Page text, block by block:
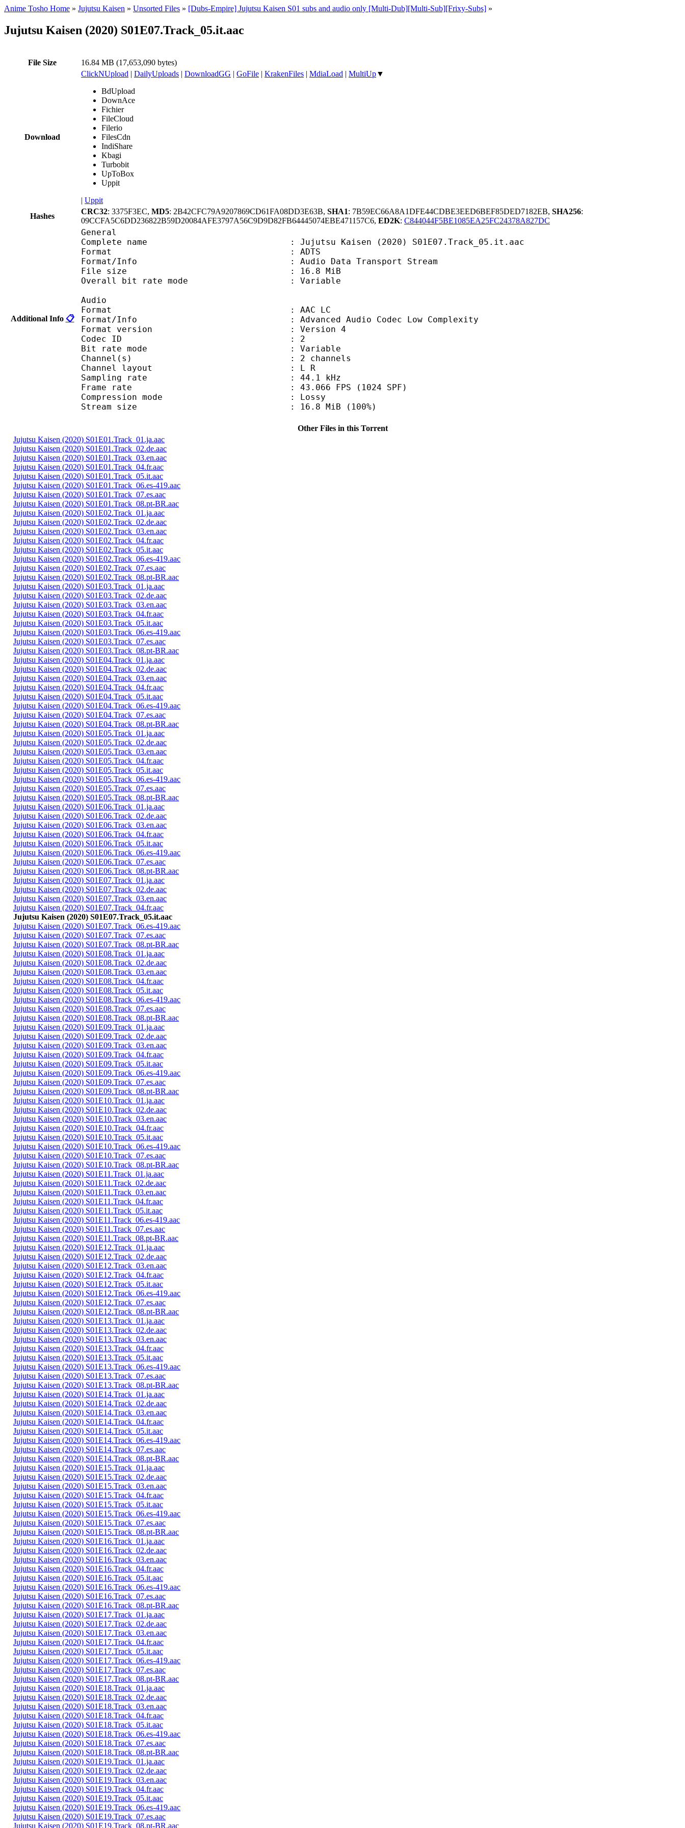
Anime Tosho Home » Jujutsu Kaisen » Unsorted Files » [Dubs-Empire] Jujutsu Kaisen S01 subs and audio only [Multi-Dub][Multi-Sub][Frixy-Subs] »
Jujutsu Kaisen (2020) S01E07.Track_05.it.aac
File Size 16.84 MB (17,653,090 bytes)
Download
ClickNUpload | DailyUploads | DownloadGG | GoFile | KrakenFiles | MdiaLoad | MultiUp▼
BdUpload
DownAce
Fichier
FileCloud
Filerio
FilesCdn
IndiShare
Kbagi
Turbobit
UpToBox
Uppit
| Uppit
Hashes
CRC32: 3375F3EC, MD5: 2B42CFC79A9207869CD61FA08DD3E63B, SHA1: 7B59EC66A8A1DFE44CDBE3EED6BEF85DED7182EB, SHA256:
09CCFA5C6DD236822B59D20084AFE3797A56C9D9D82FB64445074EBE471157C6, ED2K: C844044F5BE1085EA25FC24378A827DC
Additional Info 📋
General
Complete name : Jujutsu Kaisen (2020) S01E07.Track_05.it.aac
Format : ADTS
Format/Info : Audio Data Transport Stream
File size : 16.8 MiB
Overall bit rate mode : Variable
Audio
Format : AAC LC
Format/Info : Advanced Audio Codec Low Complexity
Format version : Version 4
Codec ID : 2
Bit rate mode : Variable
Channel(s) : 2 channels
Channel layout : L R
Sampling rate : 44.1 kHz
Frame rate : 43.066 FPS (1024 SPF)
Compression mode : Lossy
Stream size : 16.8 MiB (100%)
Other Files in this Torrent
Jujutsu Kaisen (2020) S01E01.Track_01.ja.aac
Jujutsu Kaisen (2020) S01E01.Track_02.de.aac
Jujutsu Kaisen (2020) S01E01.Track_03.en.aac
Jujutsu Kaisen (2020) S01E01.Track_04.fr.aac
Jujutsu Kaisen (2020) S01E01.Track_05.it.aac
Jujutsu Kaisen (2020) S01E01.Track_06.es-419.aac
Jujutsu Kaisen (2020) S01E01.Track_07.es.aac
Jujutsu Kaisen (2020) S01E01.Track_08.pt-BR.aac
Jujutsu Kaisen (2020) S01E02.Track_01.ja.aac
Jujutsu Kaisen (2020) S01E02.Track_02.de.aac
Jujutsu Kaisen (2020) S01E02.Track_03.en.aac
Jujutsu Kaisen (2020) S01E02.Track_04.fr.aac
Jujutsu Kaisen (2020) S01E02.Track_05.it.aac
Jujutsu Kaisen (2020) S01E02.Track_06.es-419.aac
Jujutsu Kaisen (2020) S01E02.Track_07.es.aac
Jujutsu Kaisen (2020) S01E02.Track_08.pt-BR.aac
Jujutsu Kaisen (2020) S01E03.Track_01.ja.aac
Jujutsu Kaisen (2020) S01E03.Track_02.de.aac
Jujutsu Kaisen (2020) S01E03.Track_03.en.aac
Jujutsu Kaisen (2020) S01E03.Track_04.fr.aac
Jujutsu Kaisen (2020) S01E03.Track_05.it.aac
Jujutsu Kaisen (2020) S01E03.Track_06.es-419.aac
Jujutsu Kaisen (2020) S01E03.Track_07.es.aac
Jujutsu Kaisen (2020) S01E03.Track_08.pt-BR.aac
Jujutsu Kaisen (2020) S01E04.Track_01.ja.aac
Jujutsu Kaisen (2020) S01E04.Track_02.de.aac
Jujutsu Kaisen (2020) S01E04.Track_03.en.aac
Jujutsu Kaisen (2020) S01E04.Track_04.fr.aac
Jujutsu Kaisen (2020) S01E04.Track_05.it.aac
Jujutsu Kaisen (2020) S01E04.Track_06.es-419.aac
Jujutsu Kaisen (2020) S01E04.Track_07.es.aac
Jujutsu Kaisen (2020) S01E04.Track_08.pt-BR.aac
Jujutsu Kaisen (2020) S01E05.Track_01.ja.aac
Jujutsu Kaisen (2020) S01E05.Track_02.de.aac
Jujutsu Kaisen (2020) S01E05.Track_03.en.aac
Jujutsu Kaisen (2020) S01E05.Track_04.fr.aac
Jujutsu Kaisen (2020) S01E05.Track_05.it.aac
Jujutsu Kaisen (2020) S01E05.Track_06.es-419.aac
Jujutsu Kaisen (2020) S01E05.Track_07.es.aac
Jujutsu Kaisen (2020) S01E05.Track_08.pt-BR.aac
Jujutsu Kaisen (2020) S01E06.Track_01.ja.aac
Jujutsu Kaisen (2020) S01E06.Track_02.de.aac
Jujutsu Kaisen (2020) S01E06.Track_03.en.aac
Jujutsu Kaisen (2020) S01E06.Track_04.fr.aac
Jujutsu Kaisen (2020) S01E06.Track_05.it.aac
Jujutsu Kaisen (2020) S01E06.Track_06.es-419.aac
Jujutsu Kaisen (2020) S01E06.Track_07.es.aac
Jujutsu Kaisen (2020) S01E06.Track_08.pt-BR.aac
Jujutsu Kaisen (2020) S01E07.Track_01.ja.aac
Jujutsu Kaisen (2020) S01E07.Track_02.de.aac
Jujutsu Kaisen (2020) S01E07.Track_03.en.aac
Jujutsu Kaisen (2020) S01E07.Track_04.fr.aac
Jujutsu Kaisen (2020) S01E07.Track_05.it.aac
Jujutsu Kaisen (2020) S01E07.Track_06.es-419.aac
Jujutsu Kaisen (2020) S01E07.Track_07.es.aac
Jujutsu Kaisen (2020) S01E07.Track_08.pt-BR.aac
Jujutsu Kaisen (2020) S01E08.Track_01.ja.aac
Jujutsu Kaisen (2020) S01E08.Track_02.de.aac
Jujutsu Kaisen (2020) S01E08.Track_03.en.aac
Jujutsu Kaisen (2020) S01E08.Track_04.fr.aac
Jujutsu Kaisen (2020) S01E08.Track_05.it.aac
Jujutsu Kaisen (2020) S01E08.Track_06.es-419.aac
Jujutsu Kaisen (2020) S01E08.Track_07.es.aac
Jujutsu Kaisen (2020) S01E08.Track_08.pt-BR.aac
Jujutsu Kaisen (2020) S01E09.Track_01.ja.aac
Jujutsu Kaisen (2020) S01E09.Track_02.de.aac
Jujutsu Kaisen (2020) S01E09.Track_03.en.aac
Jujutsu Kaisen (2020) S01E09.Track_04.fr.aac
Jujutsu Kaisen (2020) S01E09.Track_05.it.aac
Jujutsu Kaisen (2020) S01E09.Track_06.es-419.aac
Jujutsu Kaisen (2020) S01E09.Track_07.es.aac
Jujutsu Kaisen (2020) S01E09.Track_08.pt-BR.aac
Jujutsu Kaisen (2020) S01E10.Track_01.ja.aac
Jujutsu Kaisen (2020) S01E10.Track_02.de.aac
Jujutsu Kaisen (2020) S01E10.Track_03.en.aac
Jujutsu Kaisen (2020) S01E10.Track_04.fr.aac
Jujutsu Kaisen (2020) S01E10.Track_05.it.aac
Jujutsu Kaisen (2020) S01E10.Track_06.es-419.aac
Jujutsu Kaisen (2020) S01E10.Track_07.es.aac
Jujutsu Kaisen (2020) S01E10.Track_08.pt-BR.aac
Jujutsu Kaisen (2020) S01E11.Track_01.ja.aac
Jujutsu Kaisen (2020) S01E11.Track_02.de.aac
Jujutsu Kaisen (2020) S01E11.Track_03.en.aac
Jujutsu Kaisen (2020) S01E11.Track_04.fr.aac
Jujutsu Kaisen (2020) S01E11.Track_05.it.aac
Jujutsu Kaisen (2020) S01E11.Track_06.es-419.aac
Jujutsu Kaisen (2020) S01E11.Track_07.es.aac
Jujutsu Kaisen (2020) S01E11.Track_08.pt-BR.aac
Jujutsu Kaisen (2020) S01E12.Track_01.ja.aac
Jujutsu Kaisen (2020) S01E12.Track_02.de.aac
Jujutsu Kaisen (2020) S01E12.Track_03.en.aac
Jujutsu Kaisen (2020) S01E12.Track_04.fr.aac
Jujutsu Kaisen (2020) S01E12.Track_05.it.aac
Jujutsu Kaisen (2020) S01E12.Track_06.es-419.aac
Jujutsu Kaisen (2020) S01E12.Track_07.es.aac
Jujutsu Kaisen (2020) S01E12.Track_08.pt-BR.aac
Jujutsu Kaisen (2020) S01E13.Track_01.ja.aac
Jujutsu Kaisen (2020) S01E13.Track_02.de.aac
Jujutsu Kaisen (2020) S01E13.Track_03.en.aac
Jujutsu Kaisen (2020) S01E13.Track_04.fr.aac
Jujutsu Kaisen (2020) S01E13.Track_05.it.aac
Jujutsu Kaisen (2020) S01E13.Track_06.es-419.aac
Jujutsu Kaisen (2020) S01E13.Track_07.es.aac
Jujutsu Kaisen (2020) S01E13.Track_08.pt-BR.aac
Jujutsu Kaisen (2020) S01E14.Track_01.ja.aac
Jujutsu Kaisen (2020) S01E14.Track_02.de.aac
Jujutsu Kaisen (2020) S01E14.Track_03.en.aac
Jujutsu Kaisen (2020) S01E14.Track_04.fr.aac
Jujutsu Kaisen (2020) S01E14.Track_05.it.aac
Jujutsu Kaisen (2020) S01E14.Track_06.es-419.aac
Jujutsu Kaisen (2020) S01E14.Track_07.es.aac
Jujutsu Kaisen (2020) S01E14.Track_08.pt-BR.aac
Jujutsu Kaisen (2020) S01E15.Track_01.ja.aac
Jujutsu Kaisen (2020) S01E15.Track_02.de.aac
Jujutsu Kaisen (2020) S01E15.Track_03.en.aac
Jujutsu Kaisen (2020) S01E15.Track_04.fr.aac
Jujutsu Kaisen (2020) S01E15.Track_05.it.aac
Jujutsu Kaisen (2020) S01E15.Track_06.es-419.aac
Jujutsu Kaisen (2020) S01E15.Track_07.es.aac
Jujutsu Kaisen (2020) S01E15.Track_08.pt-BR.aac
Jujutsu Kaisen (2020) S01E16.Track_01.ja.aac
Jujutsu Kaisen (2020) S01E16.Track_02.de.aac
Jujutsu Kaisen (2020) S01E16.Track_03.en.aac
Jujutsu Kaisen (2020) S01E16.Track_04.fr.aac
Jujutsu Kaisen (2020) S01E16.Track_05.it.aac
Jujutsu Kaisen (2020) S01E16.Track_06.es-419.aac
Jujutsu Kaisen (2020) S01E16.Track_07.es.aac
Jujutsu Kaisen (2020) S01E16.Track_08.pt-BR.aac
Jujutsu Kaisen (2020) S01E17.Track_01.ja.aac
Jujutsu Kaisen (2020) S01E17.Track_02.de.aac
Jujutsu Kaisen (2020) S01E17.Track_03.en.aac
Jujutsu Kaisen (2020) S01E17.Track_04.fr.aac
Jujutsu Kaisen (2020) S01E17.Track_05.it.aac
Jujutsu Kaisen (2020) S01E17.Track_06.es-419.aac
Jujutsu Kaisen (2020) S01E17.Track_07.es.aac
Jujutsu Kaisen (2020) S01E17.Track_08.pt-BR.aac
Jujutsu Kaisen (2020) S01E18.Track_01.ja.aac
Jujutsu Kaisen (2020) S01E18.Track_02.de.aac
Jujutsu Kaisen (2020) S01E18.Track_03.en.aac
Jujutsu Kaisen (2020) S01E18.Track_04.fr.aac
Jujutsu Kaisen (2020) S01E18.Track_05.it.aac
Jujutsu Kaisen (2020) S01E18.Track_06.es-419.aac
Jujutsu Kaisen (2020) S01E18.Track_07.es.aac
Jujutsu Kaisen (2020) S01E18.Track_08.pt-BR.aac
Jujutsu Kaisen (2020) S01E19.Track_01.ja.aac
Jujutsu Kaisen (2020) S01E19.Track_02.de.aac
Jujutsu Kaisen (2020) S01E19.Track_03.en.aac
Jujutsu Kaisen (2020) S01E19.Track_04.fr.aac
Jujutsu Kaisen (2020) S01E19.Track_05.it.aac
Jujutsu Kaisen (2020) S01E19.Track_06.es-419.aac
Jujutsu Kaisen (2020) S01E19.Track_07.es.aac
Jujutsu Kaisen (2020) S01E19.Track_08.pt-BR.aac